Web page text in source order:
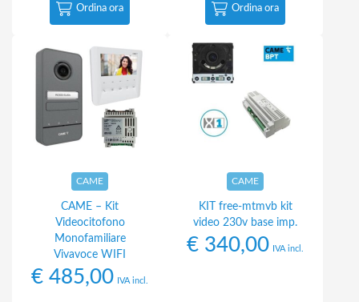
Ordina ora Ordina ora
CAME
CAME – Kit
Videocitofono
Monofamiliare
Vivavoce WIFI
€ 485,00 IVA incl.
CAME
KIT free-mtmvb kit
video 230v base imp.
€ 340,00 IVA incl.